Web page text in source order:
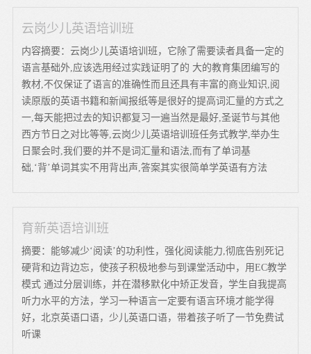
云岗少儿英语培训班
内容摘要：云岗少儿英语培训班，它除了需要读者具备一定的
语言基础外,应该选用经过实践证明了的 大的教育集团编写的
教材,不仅保证了语言的准确性而且还具有丰富的商业知识,阅
读原版的英语书籍和新闻报纸等是很好的提高词汇量的方式之
一,每天能把过去的知识都复习一遍当然是最好,圣诞节与其他
西方节日之对比等等,云岗少儿英语培训班任务式教学,举办生
日聚会时,我们要的并不是词汇量和语法,而有了单词基
础,‘背’单词其实不用背出声,答案其实很简单学英语有方法
育新英语培训班
摘要：能够减少‘阅读’的功利性，强化阅读能力,彻底告别死记
硬背和边背边忘，使孩子积极地参与到课堂活动中，用EC教学
模式 通过分层训练，并在潜移默化中矫正发音，学生自我提高
听力水平的方法，学习一种语言一定要有语言环境才能学得
好，北京英语口语，少儿英语口语，带着孩子听了一节免费试
听课